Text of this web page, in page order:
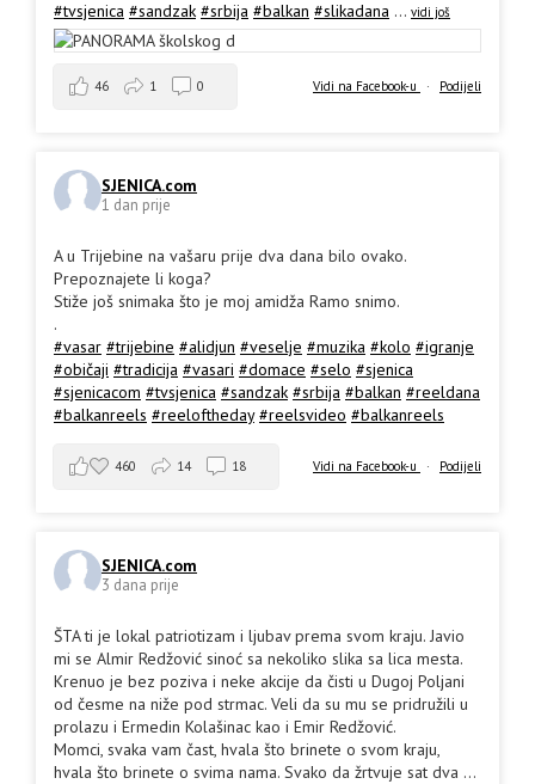
#tvsjenica #sandzak #srbija #balkan #slikadana ... vidi još
Vidi na Facebook-u · Podijeli
46 1 0
SJENICA.com
1 dan prije
A u Trijebine na vašaru prije dva dana bilo ovako.
Prepoznajete li koga?
Stiže još snimaka što je moj amidža Ramo snimo.
.
#vasar #trijebine #alidjun #veselje #muzika #kolo #igranje
#običaji #tradicija #vasari #domace #selo #sjenica
#sjenicacom #tvsjenica #sandzak #srbija #balkan #reeldana
#balkanreels #reeloftheday #reelsvideo #balkanreels
Vidi na Facebook-u · Podijeli
460 14 18
SJENICA.com
3 dana prije
ŠTA ti je lokal patriotizam i ljubav prema svom kraju. Javio
mi se Almir Redžović sinoć sa nekoliko slika sa lica mesta.
Krenuo je bez poziva i neke akcije da čisti u Dugoj Poljani
od česme na niže pod strmac. Veli da su mu se pridružili u
prolazu i Ermedin Kolašinac kao i Emir Redžović.
Momci, svaka vam čast, hvala što brinete o svom kraju,
hvala što brinete o svima nama. Svako da žrtvuje sat dva ...